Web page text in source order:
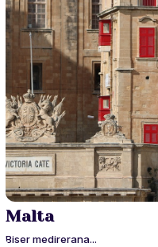
Malta
Biser medirerana...